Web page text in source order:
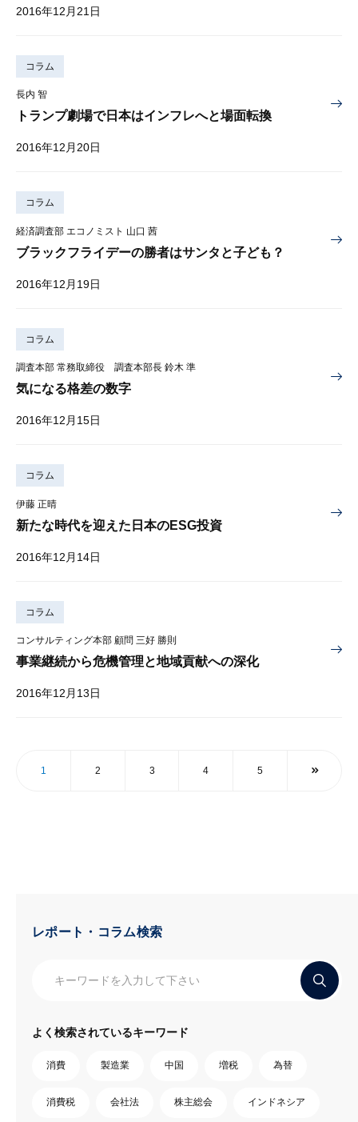
2016年12月21日
コラム
長内 智
トランプ劇場で日本はインフレへと場面転換
2016年12月20日
コラム
経済調査部 エコノミスト 山口 茜
ブラックフライデーの勝者はサンタと子ども？
2016年12月19日
コラム
調査本部 常務取締役 調査本部長 鈴木 準
気になる格差の数字
2016年12月15日
コラム
伊藤 正晴
新たな時代を迎えた日本のESG投資
2016年12月14日
コラム
コンサルティング本部 顧問 三好 勝則
事業継続から危機管理と地域貢献への深化
2016年12月13日
1 2 3 4 5
レポート・コラム検索
よく検索されているキーワード
消費 製造業 中国 増税 為替
消費税 会社法 株主総会 インドネシア